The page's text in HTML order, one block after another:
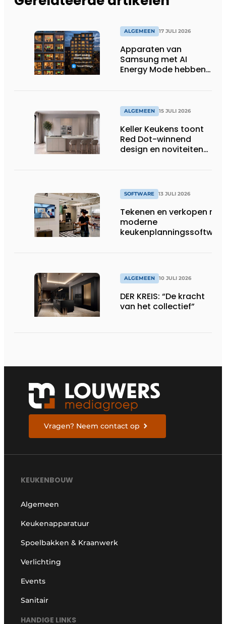
ALGEMEEN 17 JULI 2026
Apparaten van
Samsung met AI
Energy Mode hebben
huishoudens, wat
overeenkomt met het
wassen van 22.023.110
voetbalshirts
ALGEMEEN 15 JULI 2026
Keller Keukens toont
Red Dot-winnend
design en noviteiten
SOFTWARE 13 JULI 2026
Tekenen en verkopen met
moderne
keukenplanningssoftware
ALGEMEEN 10 JULI 2026
DER KREIS: “De kracht
van het collectief”
Vragen? Neem contact op
KEUKENBOUW
Algemeen
Keukenapparatuur
Spoelbakken & Kraanwerk
Verlichting
Events
Sanitair
HANDIGE LINKS